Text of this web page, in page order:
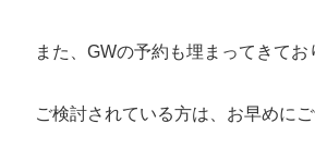
また、GWの予約も埋まってきてお
ご検討されている方は、お早めに